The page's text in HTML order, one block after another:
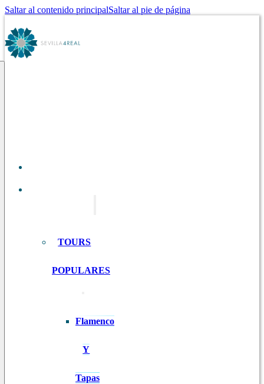
Saltar al contenido principalSaltar al pie de página
TOURS
POPULARES
Flamenco
Y
Tapas